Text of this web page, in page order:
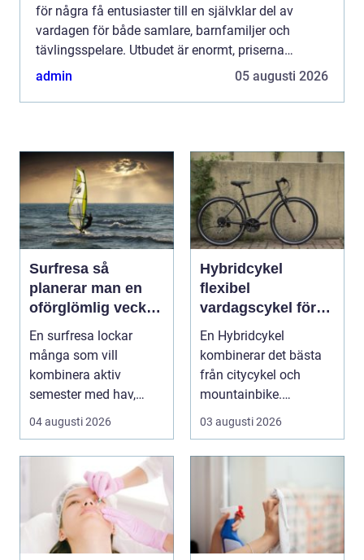
för några få entusiaster till en självklar del av
vardagen för både samlare, barnfamiljer och
tävlingsspelare. Utbudet är enormt, priserna
varierar kraftigt och nya produkter släpps nästan
admin 05 augusti 2026
Surfresa så
planerar man en
oförglömlig vecka i
vågorna
En surfresa lockar
många som vill
kombinera aktiv
semester med hav,
natur och gemenskap.
Resenären f...
04 augusti 2026
Hybridcykel
flexibel
vardagscykel för
både stad och
motion
En Hybridcykel
kombinerar det bästa
från citycykel och
mountainbike.
Resultatet blir en
bekväm, snab...
03 augusti 2026